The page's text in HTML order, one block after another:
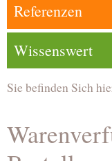
Referenzen
Wissenswert
Sie befinden Sich